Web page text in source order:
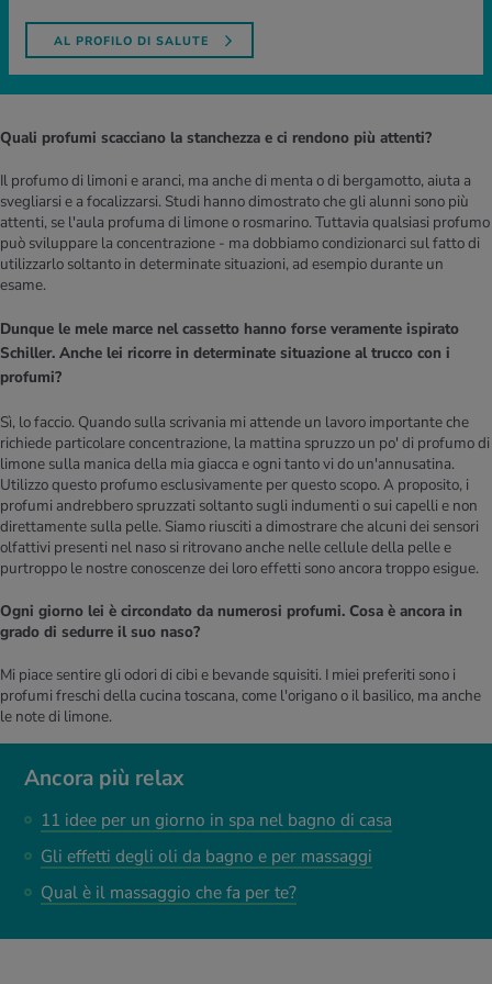
AL PROFILO DI SALUTE
Ancora più relax
11 idee per un giorno in spa nel bagno di casa
Gli effetti degli oli da bagno e per massaggi
Qual è il massaggio che fa per te?
Quali profumi scacciano la stanchezza e ci rendono più attenti?
Il profumo di limoni e aranci, ma anche di menta o di bergamotto, aiuta a
svegliarsi e a focalizzarsi. Studi hanno dimostrato che gli alunni sono più
attenti, se l'aula profuma di limone o rosmarino. Tuttavia qualsiasi profumo
può sviluppare la concentrazione - ma dobbiamo condizionarci sul fatto di
utilizzarlo soltanto in determinate situazioni, ad esempio durante un
esame.
Dunque le mele marce nel cassetto hanno forse veramente ispirato
Schiller. Anche lei ricorre in determinate situazione al trucco con i
profumi?
Sì, lo faccio. Quando sulla scrivania mi attende un lavoro importante che
richiede particolare concentrazione, la mattina spruzzo un po' di profumo di
limone sulla manica della mia giacca e ogni tanto vi do un'annusatina.
Utilizzo questo profumo esclusivamente per questo scopo. A proposito, i
profumi andrebbero spruzzati soltanto sugli indumenti o sui capelli e non
direttamente sulla pelle. Siamo riusciti a dimostrare che alcuni dei sensori
olfattivi presenti nel naso si ritrovano anche nelle cellule della pelle e
purtroppo le nostre conoscenze dei loro effetti sono ancora troppo esigue.
Ogni giorno lei è circondato da numerosi profumi. Cosa è ancora in
grado di sedurre il suo naso?
Mi piace sentire gli odori di cibi e bevande squisiti. I miei preferiti sono i
profumi freschi della cucina toscana, come l'origano o il basilico, ma anche
le note di limone.